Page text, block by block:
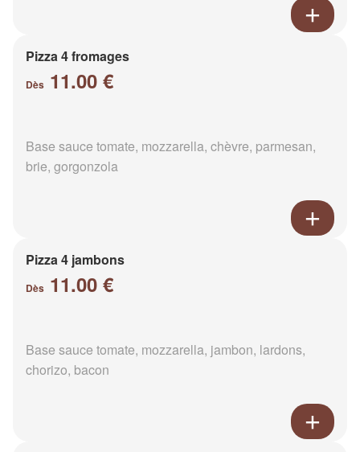
Pizza 4 fromages
Dès 11.00 €
Base sauce tomate, mozzarella, chèvre, parmesan,
brie, gorgonzola
Pizza 4 jambons
Dès 11.00 €
Base sauce tomate, mozzarella, jambon, lardons,
chorizo, bacon